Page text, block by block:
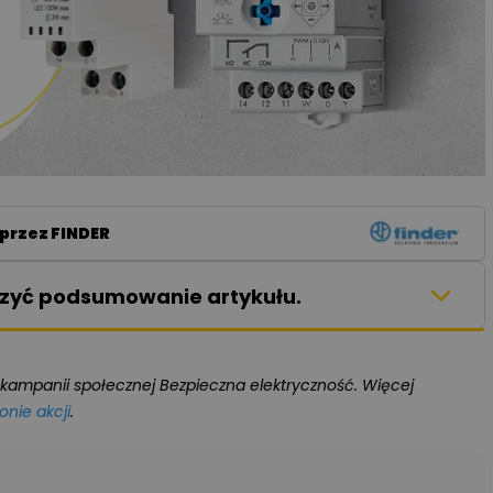
FINDER
podsumowanie artykułu.
społecznej Bezpieczna elektryczność. Więcej
akcji.